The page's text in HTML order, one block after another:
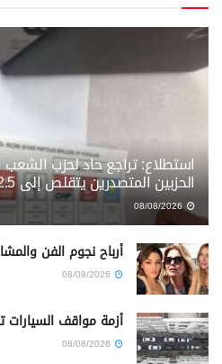
استطلاع: تراجع حاد لحزب الشعب
الحزبين المتصدرين يتقلص إلى 2.5 نقطة
08/08/2026
أرباح نجوم الفن
أزمة مواقف